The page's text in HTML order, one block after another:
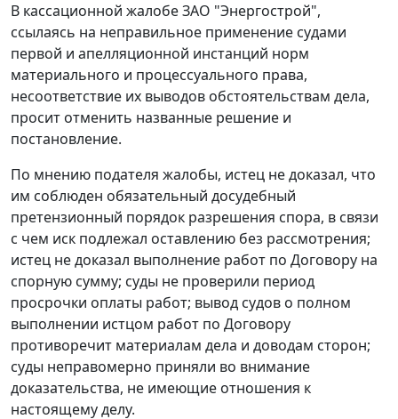
В кассационной жалобе ЗАО "Энергострой",
ссылаясь на неправильное применение судами
первой и апелляционной инстанций норм
материального и процессуального права,
несоответствие их выводов обстоятельствам дела,
просит отменить названные решение и
постановление.
По мнению подателя жалобы, истец не доказал, что
им соблюден обязательный досудебный
претензионный порядок разрешения спора, в связи
с чем иск подлежал оставлению без рассмотрения;
истец не доказал выполнение работ по Договору на
спорную сумму; суды не проверили период
просрочки оплаты работ; вывод судов о полном
выполнении истцом работ по Договору
противоречит материалам дела и доводам сторон;
суды неправомерно приняли во внимание
доказательства, не имеющие отношения к
настоящему делу.